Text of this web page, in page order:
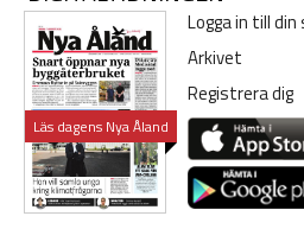
Läs dagens Nya Åland
Logga in till din
Arkivet
Registrera dig